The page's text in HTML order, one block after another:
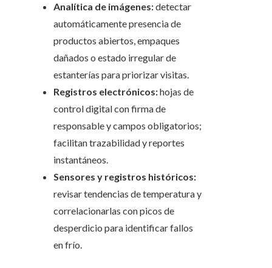
Analítica de imágenes:detectar
automáticamente presencia de
productos abiertos, empaques
dañados o estado irregular de
estanterías para priorizar visitas.
Registros electrónicos:hojas de
control digital con firma de
responsable y campos obligatorios;
facilitan trazabilidad y reportes
instantáneos.
Sensores y registros históricos:
revisar tendencias de temperatura y
correlacionarlas con picos de
desperdicio para identificar fallos
en frío.